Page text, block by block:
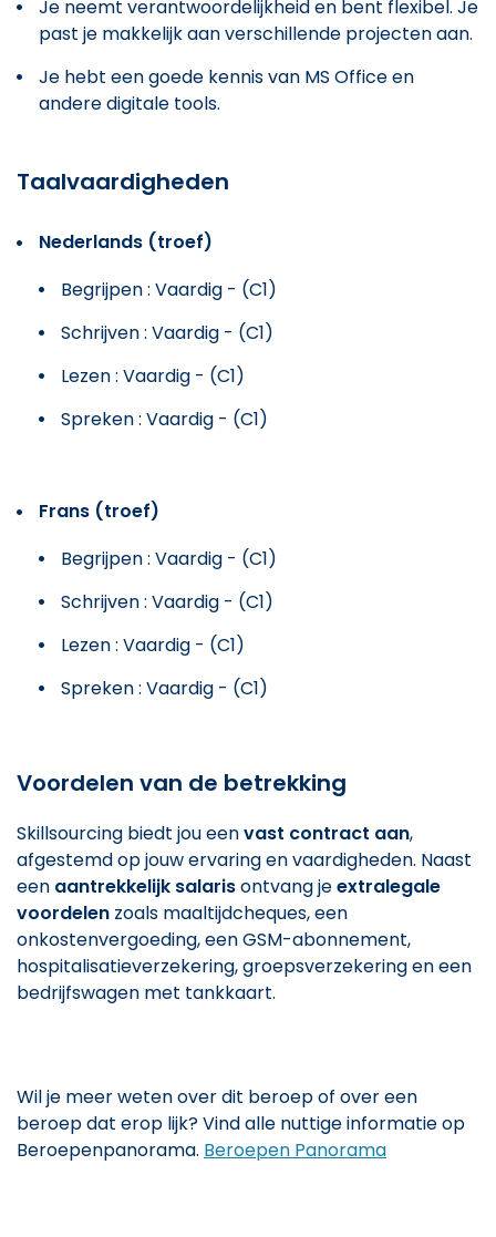
Je neemt verantwoordelijkheid en bent flexibel. Je
past je makkelijk aan verschillende projecten aan.
Je hebt een goede kennis van MS Office en
andere digitale tools.
Taalvaardigheden
Nederlands (troef)
Begrijpen : Vaardig - (C1)
Schrijven : Vaardig - (C1)
Lezen : Vaardig - (C1)
Spreken : Vaardig - (C1)
Frans (troef)
Begrijpen : Vaardig - (C1)
Schrijven : Vaardig - (C1)
Lezen : Vaardig - (C1)
Spreken : Vaardig - (C1)
Voordelen van de betrekking
Skillsourcing biedt jou eenvast contract aan,
afgestemd op jouw ervaring en vaardigheden. Naast
een aantrekkelijk salarisontvang jeextralegale
voordelen zoals maaltijdcheques, een
onkostenvergoeding, een GSM-abonnement,
hospitalisatieverzekering, groepsverzekering en een
bedrijfswagen met tankkaart.
Wil je meer weten over dit beroep of over een
beroep dat erop lijk? Vind alle nuttige informatie op
Beroepenpanorama. Beroepen Panorama